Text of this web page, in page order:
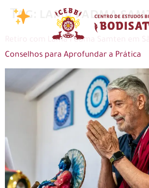
Tag: lama padma
Retiro com Lama Padma Samten em
Conselhos para Aprofundar a Prática